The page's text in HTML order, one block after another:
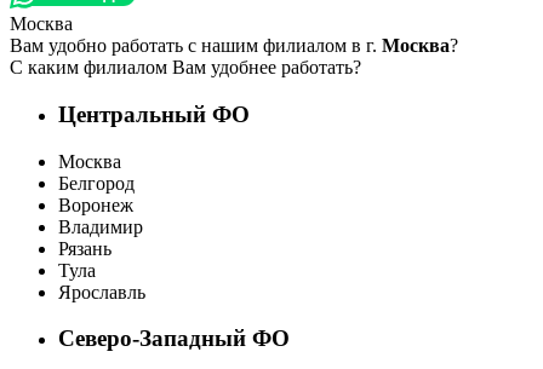
Москва
Вам удобно работать с нашим филиалом в г. Москва?
С каким филиалом Вам удобнее работать?
Центральный ФО
Москва
Белгород
Воронеж
Владимир
Рязань
Тула
Ярославль
Северо-Западный ФО